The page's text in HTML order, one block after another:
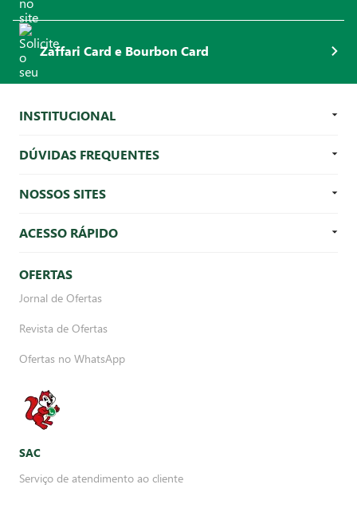
Zaffari Card e Bourbon Card
INSTITUCIONAL
DÚVIDAS FREQUENTES
NOSSOS SITES
ACESSO RÁPIDO
OFERTAS
Jornal de Ofertas
Revista de Ofertas
Ofertas no WhatsApp
SAC
Serviço de atendimento ao cliente